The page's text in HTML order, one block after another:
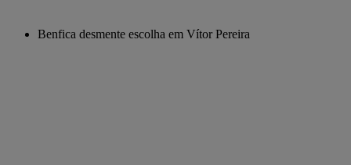
Benfica desmente escolha em Vítor Pereira